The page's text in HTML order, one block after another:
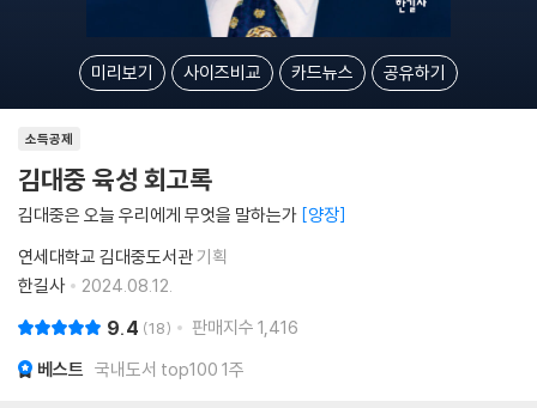
미리보기 사이즈비교 카드뉴스 공유하기
소득공제
김대중 육성 회고록
김대중은 오늘 우리에게 무엇을 말하는가 양장
연세대학교 김대중도서관기획
한길사
2024.08.12.
9.4 18 판매지수 1,416
베스트 국내도서 top100 1주